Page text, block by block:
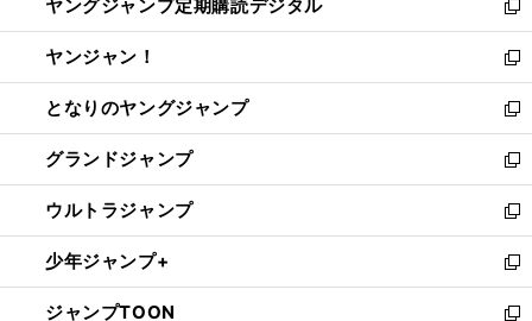
く
で
開
く
ド
ウ
で
開
く
い
ウ
ィ
ン
ド
ウ
で
開
く
ヤングジャンプ定期購読デジタル
新
し
い
ウ
ィ
ン
ド
ウ
で
開
く
ヤンジャン！
新
し
い
ウ
ィ
ン
ド
ウ
で
開
く
となりのヤングジャンプ
新
し
い
ウ
ィ
ン
ド
ウ
で
グランドジャンプ
新
し
い
ウ
ィ
ン
ド
ウルトラジャンプ
新
し
い
ウ
ィ
少年ジャンプ+
新
し
い
ジャンプTOON